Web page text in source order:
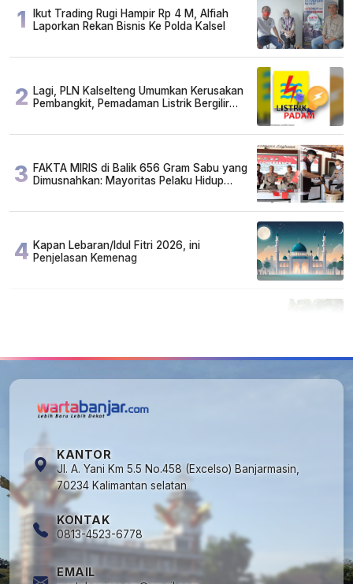
1
Ikut Trading Rugi Hampir Rp 4 M, Alfiah
Laporkan Rekan Bisnis Ke Polda Kalsel
2 Lagi, PLN Kalselteng Umumkan Kerusakan
Pembangkit, Pemadaman Listrik Bergilir
3 FAKTA MIRIS di Balik 656 Gram Sabu yang
Dimusnahkan: Mayoritas Pelaku Hidup
4 Kapan Lebaran/Idul Fitri 2026, ini
Penjelasan Kemenag
KANTOR
Jl. A. Yani Km 5.5 No.458 (Excelso) Banjarmasin,
70234 Kalimantan selatan
KONTAK
0813-4523-6778
EMAIL